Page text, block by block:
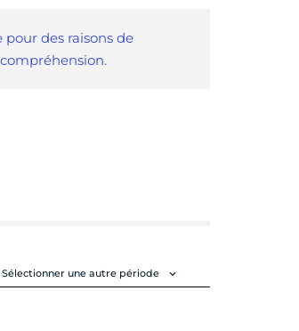
des raisons de
Sélectionner une autre période